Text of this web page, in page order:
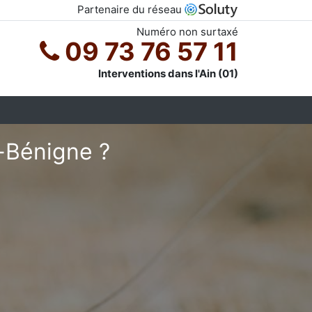
Partenaire du réseau
Numéro non surtaxé
09 73 76 57 11
Interventions dans l'Ain (01)
?